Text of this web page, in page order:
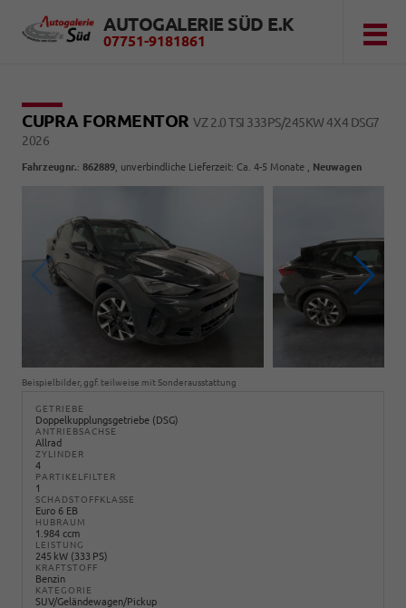
AUTOGALERIE SÜD E.K
07751-9181861
CUPRA FORMENTORVZ 2.0 TSI 333PS/245KW 4X4 DSG7
2026
Fahrzeugnr.: 862889 , unverbindliche Lieferzeit: Ca. 4-5 Monate , Neuwagen
Beispielbilder, ggf. teilweise mit Sonderausstattung
GETRIEBE
Doppelkupplungsgetriebe (DSG)
ANTRIEBSACHSE
Allrad
ZYLINDER
4
PARTIKELFILTER
1
SCHADSTOFFKLASSE
Euro 6 EB
HUBRAUM
1.984 ccm
LEISTUNG
245 kW (333 PS)
KRAFTSTOFF
Benzin
KATEGORIE
SUV/Geländewagen/Pickup